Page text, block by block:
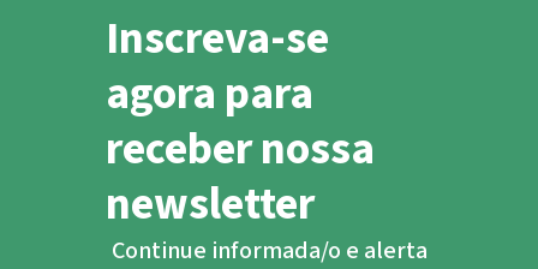
Inscreva-se
agora para
receber nossa
newsletter
Continue informada/o e alerta